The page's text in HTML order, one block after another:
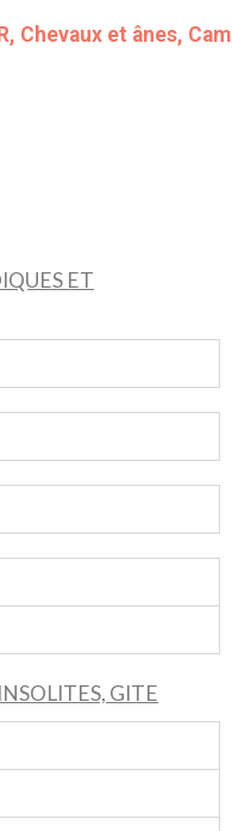
Chevaux et ânes,
ET
GITE